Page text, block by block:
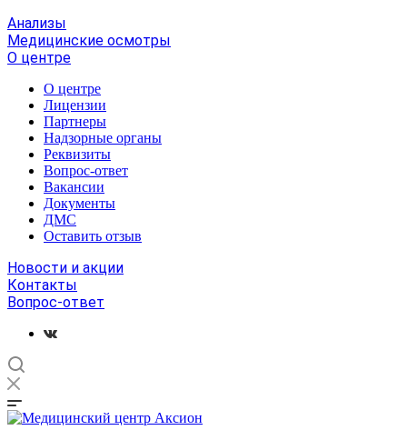
Анализы
Медицинские осмотры
О центре
О центре
Лицензии
Партнеры
Надзорные органы
Реквизиты
Вопрос-ответ
Вакансии
Документы
ДМС
Оставить отзыв
Новости и акции
Контакты
Вопрос-ответ